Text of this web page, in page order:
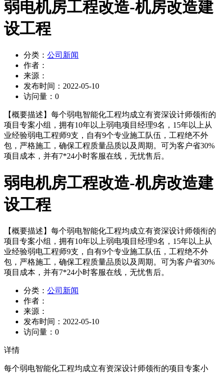
弱电机房工程改造-机房改造建
设工程
分类： 公司新闻
作者：
来源：
发布时间： 2022-05-10
访问量： 0
【概要描述】 每个弱电智能化工程均成立有资深设计师领衔的
项目专案小组，拥有10年以上弱电项目经理9名，15年以上从
业经验弱电工程师9支，自有9个专业施工队伍，工程绝不外
包，严格施工，确保工程质量品质以及周期。可为客户省30%
项目成本，并有7*24小时客服在线，无忧售后。
弱电机房工程改造-机房改造建
设工程
【概要描述】 每个弱电智能化工程均成立有资深设计师领衔的
项目专案小组，拥有10年以上弱电项目经理9名，15年以上从
业经验弱电工程师9支，自有9个专业施工队伍，工程绝不外
包，严格施工，确保工程质量品质以及周期。可为客户省30%
项目成本，并有7*24小时客服在线，无忧售后。
分类： 公司新闻
作者：
来源：
发布时间： 2022-05-10
访问量： 0
详情
每个弱电智能化工程均成立有资深设计师领衔的项目专案小